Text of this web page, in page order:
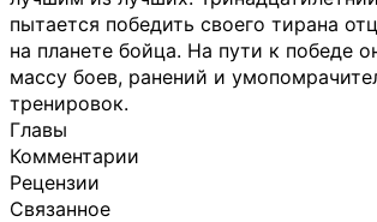
пытается победить своего тирана
на планете бойца. На пути к победе
массу боев, ранений и
тренировок.
Главы
Комментарии
Рецензии
Связанное